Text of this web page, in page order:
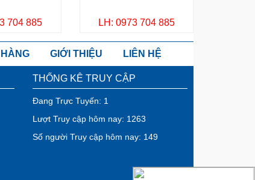
704 885 LH: 0973 704 885
GIỚI THIỆU LIÊN HỆ
THỐNG KÊ TRUY CẬP
Đang Trực Tuyến: 1
Lượt Truy cập hôm nay: 1263
Số người Truy cập hôm nay: 149
Ẩn